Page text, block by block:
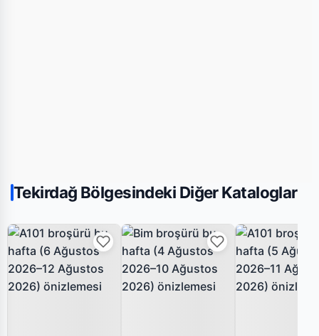
Tekirdağ Bölgesindeki Diğer Kataloglar